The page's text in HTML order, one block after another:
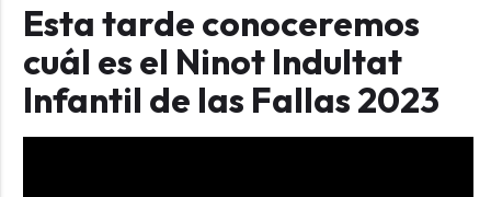
Esta tarde conoceremos
cuál es el Ninot Indultat
Infantil de las Fallas 2023